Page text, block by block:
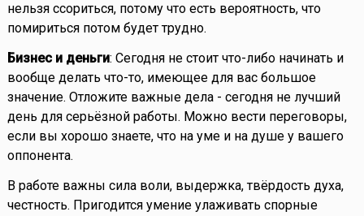
нельзя ссориться, потому что есть вероятность, что
помириться потом будет трудно.
Бизнес и деньги: Сегодня не стоит что-либо начинать и
вообще делать что-то, имеющее для вас большое
значение. Отложите важные дела - сегодня не лучший
день для серьёзной работы. Можно вести переговоры,
если вы хорошо знаете, что на уме и на душе у вашего
оппонента.
В работе важны сила воли, выдержка, твёрдость духа,
честность. Пригодится умение улаживать спорные